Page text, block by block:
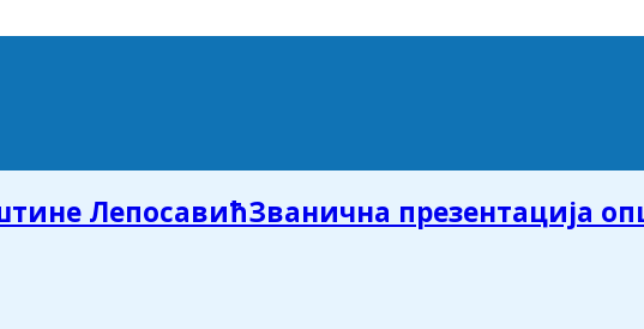
Званична презентација